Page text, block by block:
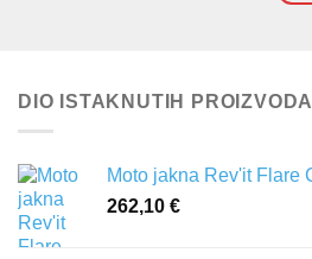
DIO ISTAKNUTIH PROIZVODA
Moto jakna Rev'it Flare
262,10 €